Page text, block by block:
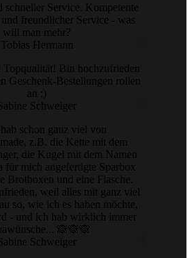
schneller Service. Kompetente
und freundlicher Service - was
will man mehr?
Tobias Hermann
Topqualität! Bin hochzufrieden
Geschenk-Bestellungen rollen
an :)
Schweiger
schon ganz viel von
z.B. die Kette mit dem
die Kugel mit dem Namen
für mich angefertigte Sparbox
Brotboxen und eine Flasche.
weil alles mit ganz viel
so, wie ich es haben möchte,
- und ich hab wirklich immer
🙈🙈🙈
Schweiger